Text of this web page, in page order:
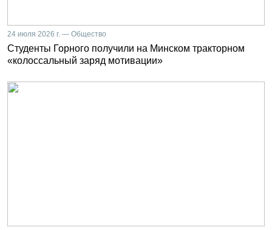
24 июля 2026 г. — Общество
Студенты Горного получили на Минском тракторном
«колоссальный заряд мотивации»